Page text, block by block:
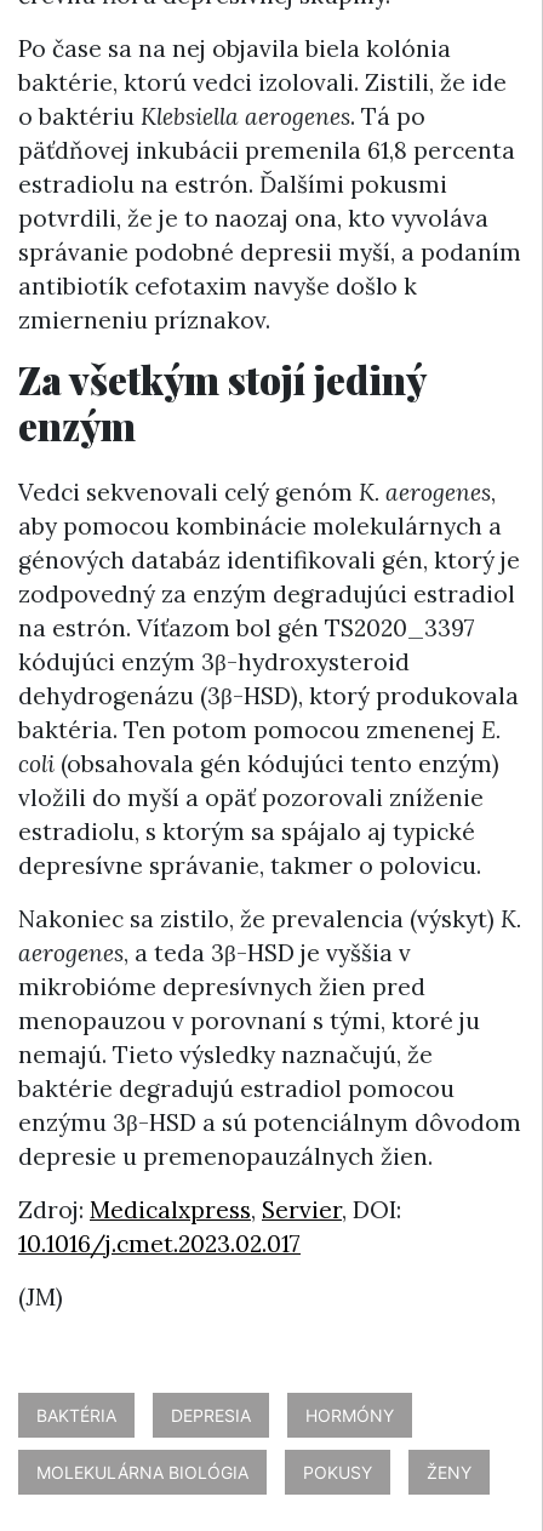
Po čase sa na nej objavila biela kolónia
baktérie, ktorú vedci izolovali. Zistili, že ide
o baktériu Klebsiella aerogenes. Tá po
päťdňovej inkubácii premenila 61,8 percenta
estradiolu na estrón. Ďalšími pokusmi
potvrdili, že je to naozaj ona, kto vyvoláva
správanie podobné depresii myší, a podaním
antibiotík cefotaxim navyše došlo k
zmierneniu príznakov.
Za všetkým stojí jediný
enzým
Vedci sekvenovali celý genóm K. aerogenes,
aby pomocou kombinácie molekulárnych a
génových databáz identifikovali gén, ktorý je
zodpovedný za enzým degradujúci estradiol
na estrón. Víťazom bol gén TS2020_3397
kódujúci enzým 3β-hydroxysteroid
dehydrogenázu (3β-HSD), ktorý produkovala
baktéria. Ten potom pomocou zmenenej E.
coli (obsahovala gén kódujúci tento enzým)
vložili do myší a opäť pozorovali zníženie
estradiolu, s ktorým sa spájalo aj typické
depresívne správanie, takmer o polovicu.
Nakoniec sa zistilo, že prevalencia (výskyt) K.
aerogenes, a teda 3β-HSD je vyššia v
mikrobióme depresívnych žien pred
menopauzou v porovnaní s tými, ktoré ju
nemajú. Tieto výsledky naznačujú, že
baktérie degradujú estradiol pomocou
enzýmu 3β-HSD a sú potenciálnym dôvodom
depresie u premenopauzálnych žien.
Zdroj: Medicalxpress, Servier, DOI:
10.1016/j.cmet.2023.02.017
(JM)
BAKTÉRIA DEPRESIA HORMÓNY
MOLEKULÁRNA BIOLÓGIA POKUSY ŽENY